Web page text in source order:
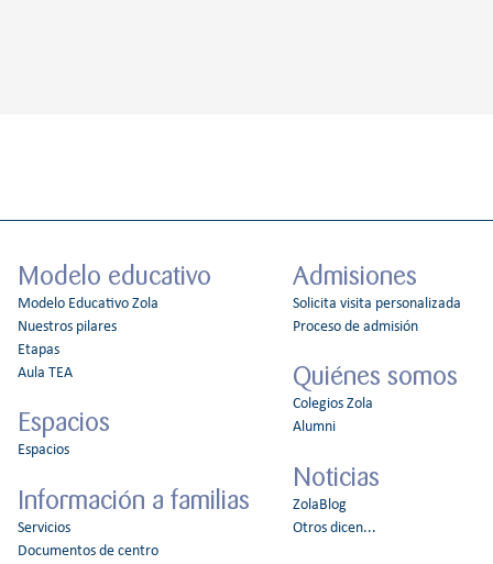
Modelo educativo
Modelo Educativo Zola
Nuestros pilares
Etapas
Aula TEA
Espacios
Espacios
Información a familias
Servicios
Documentos de centro
Admisiones
Solicita visita personalizada
Proceso de admisión
Quiénes somos
Colegios Zola
Alumni
Noticias
ZolaBlog
Otros dicen...